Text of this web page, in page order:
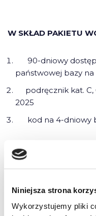
Niniejsza strona
Wykorzystujemy pliki
W SKŁAD PAKIETU
90-dniowy dostęp
państwowej bazy na
podręcznik kat. C,
2025
kod na 4-dniowy
Zalety korzystania z
Ponad 1000 grafik,
pomagających w